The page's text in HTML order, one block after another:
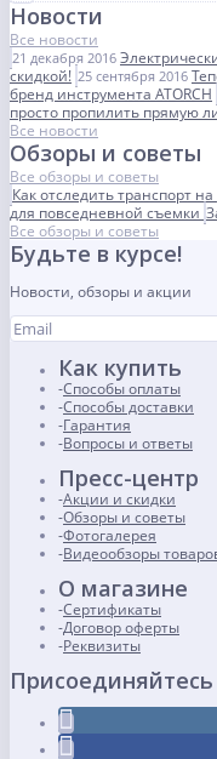
Новости
Все новости
21 декабря 2016
скидкой! 25 сентября 2016
бренд инструмента ATORCH
просто пропилить прямую
Все новости
Обзоры и советы
Все обзоры и советы
Как отследить транспорт
для повседневной съемки
Все обзоры и советы
Будьте в курсе!
Новости, обзоры и акции
Как купить
Способы оплаты
Способы доставки
Гарантия
Вопросы и ответы
Пресс-центр
Акции и скидки
Обзоры и советы
Фотогалерея
Видеообзоры
О магазине
Сертификаты
Договор оферты
Реквизиты
Присоединяйтесь